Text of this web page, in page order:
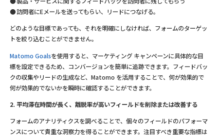
訪問者にEメールを送ってもらい、リードにつなげる。
どのような目標であっても、それを明確にしなければ、フォームのターゲッ
トを絞り込むことができません。
Matomo Goalsを使用すると、マーケティング キャンペーンに具体的な目
標を設定できるため、コンバージョンを簡単に追跡できます。フィードバッ
クの収集やリードの生成など、Matomo を活用することで、何が効果的で
何が効果的でないかを瞬時に確認することができます。
2. 平均滞在時間が長く、離脱率が高いフィールドを削除または改善する
フォームのアナリティクスを調べることで、個々のフィールドのパフォーマ
ンスについて貴重な洞察力を得ることができます。注目すべき重要な指標は